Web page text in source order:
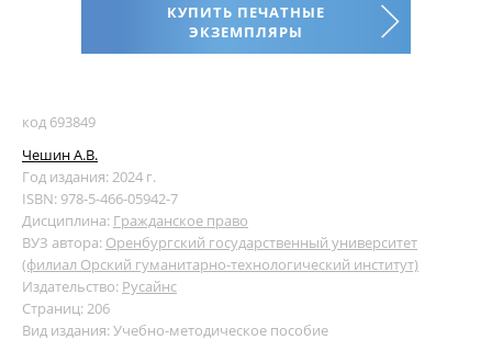
КУПИТЬ ПЕЧАТНЫЕ
ЭКЗЕМПЛЯРЫ
код 693849
Чешин А.В.
Год издания: 2024 г.
ISBN: 978-5-466-05942-7
Дисциплина: Гражданское право
ВУЗ автора: Оренбургский государственный университет
(филиал Орский гуманитарно-технологический институт)
Издательство: Русайнс
Страниц: 206
Вид издания: Учебно-методическое пособие